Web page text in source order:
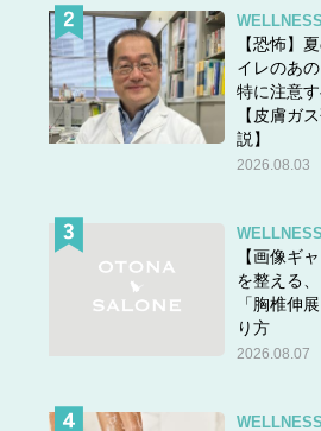
スポンサーリン
▶▶次のページ：わかりにくい！
の？それとも…？ 後編
◆『マンガ100人の更年期』が電
WELLNESS
【恐怖】
イレのあ
特に注意
【皮膚ガ
説】
2026.08.03
WELLNESS
【画像ギ
を整える
「胸椎伸
り方
2026.08.07
WELLNESS